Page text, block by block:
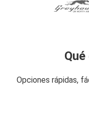
Opciones rápidas,